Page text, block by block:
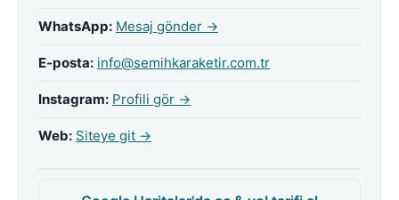
WhatsApp: Mesaj gönder →
E-posta: info@semihkaraketir.com.tr
Instagram: Profili gör →
Web: Siteye git →